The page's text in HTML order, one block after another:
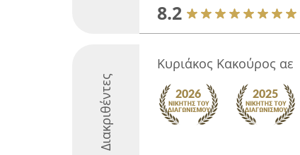
8.2
Διακριθέντες
Κυριάκος Κακούρος αε